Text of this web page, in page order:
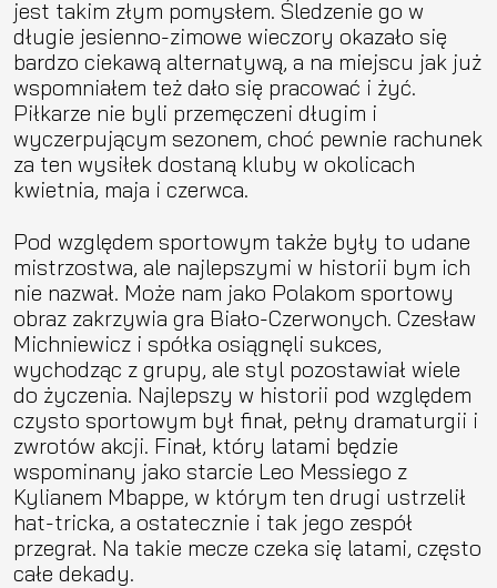
jest takim złym pomysłem. Śledzenie go w
długie jesienno-zimowe wieczory okazało się
bardzo ciekawą alternatywą, a na miejscu jak już
wspomniałem też dało się pracować i żyć.
Piłkarze nie byli przemęczeni długim i
wyczerpującym sezonem, choć pewnie rachunek
za ten wysiłek dostaną kluby w okolicach
kwietnia, maja i czerwca.
Pod względem sportowym także były to udane
mistrzostwa, ale najlepszymi w historii bym ich
nie nazwał. Może nam jako Polakom sportowy
obraz zakrzywia gra Biało-Czerwonych. Czesław
Michniewicz i spółka osiągnęli sukces,
wychodząc z grupy, ale styl pozostawiał wiele
do życzenia. Najlepszy w historii pod względem
czysto sportowym był finał, pełny dramaturgii i
zwrotów akcji. Finał, który latami będzie
wspominany jako starcie Leo Messiego z
Kylianem Mbappe, w którym ten drugi ustrzelił
hat-tricka, a ostatecznie i tak jego zespół
przegrał. Na takie mecze czeka się latami, często
całe dekady.